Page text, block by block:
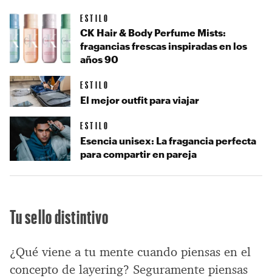
Tu sello distintivo
¿Qué viene a tu mente cuando piensas en el
concepto de layering? Seguramente piensas
ESTILO
CK Hair & Body Perfume Mists:
fragancias frescas inspiradas en los
años 90
ESTILO
El mejor outfit para viajar
ESTILO
Esencia unisex: La fragancia perfecta
para compartir en pareja